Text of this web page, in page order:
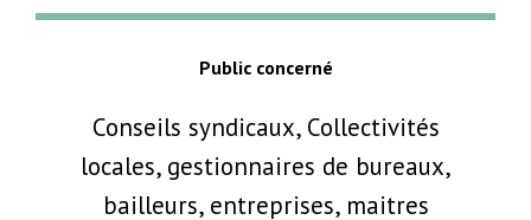
Public concerné
Conseils syndicaux, Collectivités
locales, gestionnaires de bureaux,
bailleurs, entreprises, maitres